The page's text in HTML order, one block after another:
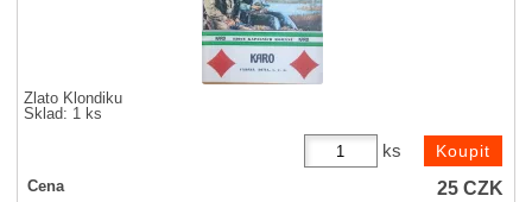
Zlato Klondiku
Sklad: 1 ks
ks
Cena 25CZK